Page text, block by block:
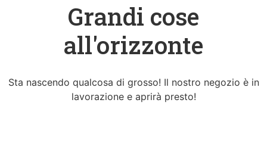
Grandi cose
all'orizzonte
Sta nascendo qualcosa di grosso! Il nostro negozio è in
lavorazione e aprirà presto!